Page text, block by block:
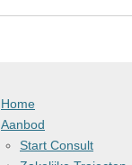
Home
Aanbod
Start Consult